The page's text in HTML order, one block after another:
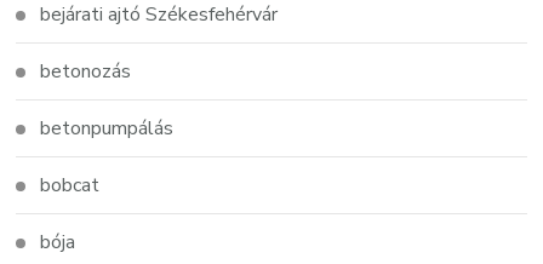
bejárati ajtó Székesfehérvár
betonozás
betonpumpálás
bobcat
bója